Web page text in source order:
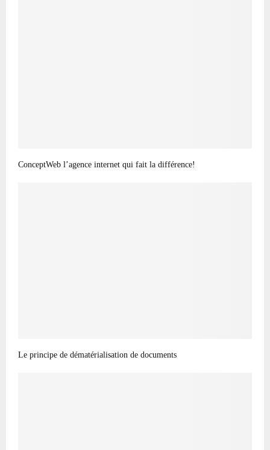
ConceptWeb l’agence internet qui fait la différence!
Le principe de dématérialisation de documents